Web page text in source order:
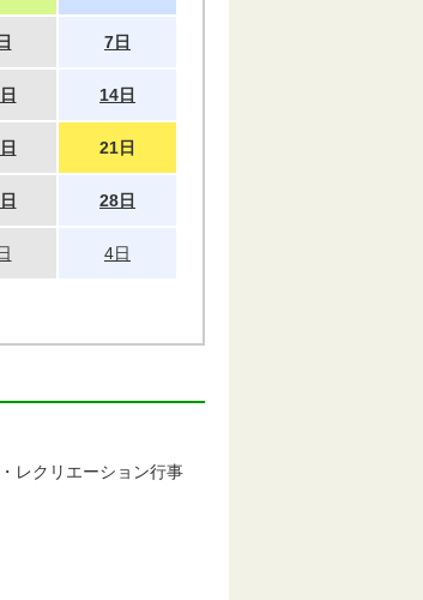
7日
14日
21日
28日
4日
レクリエーション行事